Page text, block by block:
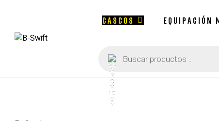
Swift
CASCOS EQUIPACIÓN
productos